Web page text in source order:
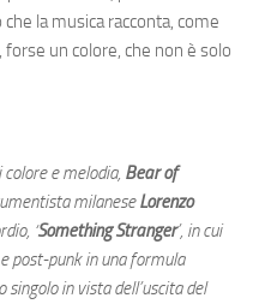
la musica racconta, come
forse un colore, che non è solo
e melodia, Bearof
milaneseLorenzo
‘Something Stranger’, in cui
post-punk in una formula
singolo in vista dell’uscita del